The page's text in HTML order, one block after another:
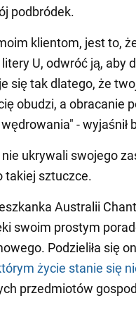
podbródek.
klientom, jest to,
U, odwróć ją, aby
się tak dlatego, że
obudzi, a obracanie
- wyjaśnił
ukrywali swojego
takiej sztuczce.
Australii
swoim prostym
Podzieliła się
życie stanie się
przedmiotów